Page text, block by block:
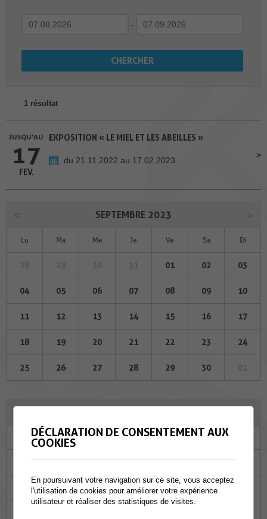
-
1 résultat
JUSQU'AU
17
FEV.
EXPOSITION « LE MIEL ET LES ABEILLES »
du 21.11.2022 au 17.02.2023
SEPTEMBRE 2023
Lu Ma Me Je Ve Sa Di
01 02 03
04 05 06 07 08 09 10
11 12 13 14 15 16 17
18 19 20 21 22 23 24
25 26 27 28 29 30
Ma Me Je Ve Sa
03 04 05 06 07
DÉCLARATION DE CONSENTEMENT AUX
COOKIES
En poursuivant votre navigation sur ce site, vous acceptez
l'utilisation de cookies pour améliorer votre expérience
utilisateur et réaliser des statistiques de visites.